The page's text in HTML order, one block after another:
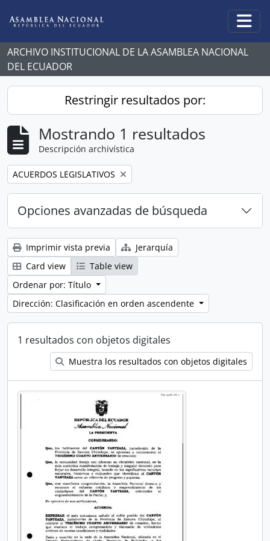
ARCHIVO INSTITUCIONAL DE LA ASAMBLEA NACIONAL
DEL ECUADOR
Restringir resultados por:
Mostrando 1 resultados
Descripción archivística
Remove filter:
ACUERDOS LEGISLATIVOS
Opciones avanzadas de búsqueda
Imprimir vista previa
Jerarquía
Card view
Table view
Ordenar por: Título
Dirección: Clasificación en orden ascendente
1 resultados con objetos digitales
Muestra los resultados con objetos digitales